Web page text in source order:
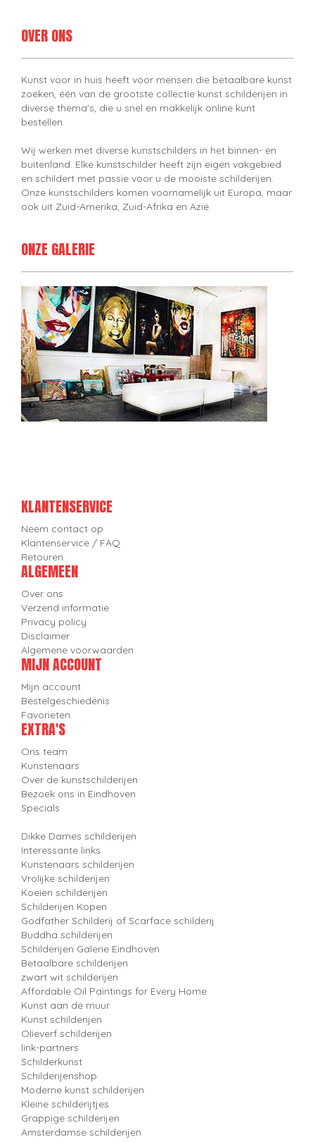
OVER ONS
Kunst voor in huis heeft voor mensen die betaalbare kunst
zoeken, één van de grootste collectie kunst schilderijen in
diverse thema's, die u snel en makkelijk online kunt
bestellen.
Wij werken met diverse kunstschilders in het binnen- en
buitenland. Elke kunstschilder heeft zijn eigen vakgebied
en schildert met passie voor u de mooiste schilderijen.
Onze kunstschilders komen voornamelijk uit Europa, maar
ook uit Zuid-Amerika, Zuid-Afrika en Azië.
ONZE GALERIE
KLANTENSERVICE
Neem contact op
Klantenservice / FAQ
Retouren
ALGEMEEN
Over ons
Verzend informatie
Privacy policy
Disclaimer
Algemene voorwaarden
MIJN ACCOUNT
Mijn account
Bestelgeschiedenis
Favorieten
EXTRA'S
Ons team
Kunstenaars
Over de kunstschilderijen
Bezoek ons in Eindhoven
Specials
Dikke Dames schilderijen
Interessante links
Kunstenaars schilderijen
Vrolijke schilderijen
Koeien schilderijen
Schilderijen Kopen
Godfather Schilderij of Scarface schilderij
Buddha schilderijen
Schilderijen Galerie Eindhoven
Betaalbare schilderijen
zwart wit schilderijen
Affordable Oil Paintings for Every Home
Kunst aan de muur
Kunst schilderijen
Olieverf schilderijen
link-partners
Schilderkunst
Schilderijenshop
Moderne kunst schilderijen
Kleine schilderijtjes
Grappige schilderijen
Amsterdamse schilderijen